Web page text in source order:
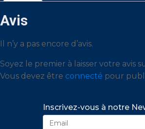
Avis
Il n’y a pas encore d’avis.
Soyez le premier à laisser votre avis
Vous devez être connecté pour
Inscrivez-vous à notre